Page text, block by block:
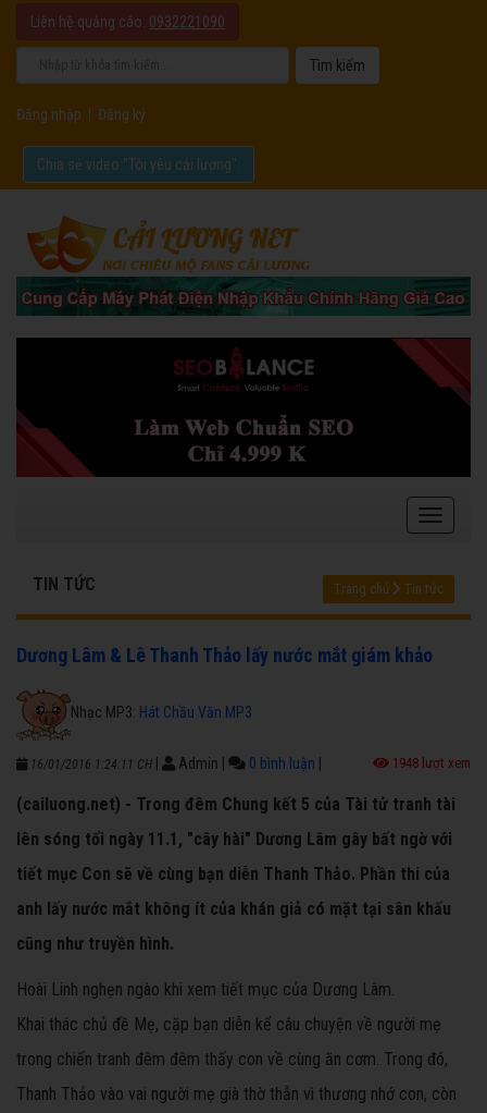
Liên hệ quảng cáo: 0932221090
Đăng nhập Đăng ký
Chia sẻ video "Tôi yêu cải lương".
TIN TỨC Trang chủ Tin tức
Dương Lâm & Lê Thanh Thảo lấy nước mắt giám khảo
Nhạc MP3: Hát Chầu Văn MP3
16/01/2016 1:24:11 CH Admin 0 bình luận 1948 lượt xem
(cailuong.net) - Trong đêm Chung kết 5 của Tài tử tranh tài
lên sóng tối ngày 11.1, "cây hài" Dương Lâm gây bất ngờ với
tiết mục Con sẽ về cùng bạn diễn Thanh Thảo. Phần thi của
anh lấy nước mắt không ít của khán giả có mặt tại sân khấu
cũng như truyền hình.
Hoài Linh nghẹn ngào khi xem tiết mục của Dương Lâm.
Khai thác chủ đề Mẹ, cặp bạn diễn kể câu chuyện về người mẹ
trong chiến tranh đêm đêm thấy con về cùng ăn cơm. Trong đó,
Thanh Thảo vào vai người mẹ già thờ thẫn vì thương nhớ con, còn